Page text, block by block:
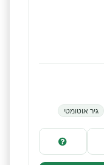
גיר אוטומטי